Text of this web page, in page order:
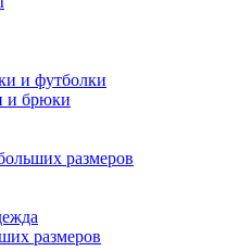
и футболки
и брюки
размеров
размеров